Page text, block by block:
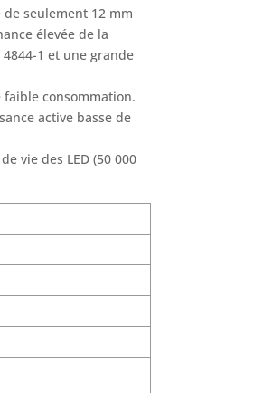
seulement 12 mm
élevée de la
1 et une grande
consommation.
active basse de
vie des LED (50 000